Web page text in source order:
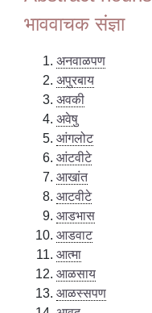
भाववाचक संज्ञा
अनवाळपण
अपुरबाय
अवकी
अवेषु
आंगलोट
आंटवीटे
आखांत
आटवीटे
आडभास
आडवाट
आत्मा
आळसाय
आळस्सपण